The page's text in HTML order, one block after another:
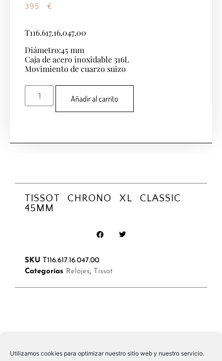
Utilizamos cookies para optimizar nuestro sitio web y nuestro servicio.
395€
T116.617.16.047.00
Diámetro:45 mm
Caja de acero inoxidable 316L
Movimiento de cuarzo suizo
Añadir al carrito
TISSOT CHRONO XL CLASSIC
45MM
SKU T116.617.16.047.00
Categorías Relojes, Tissot